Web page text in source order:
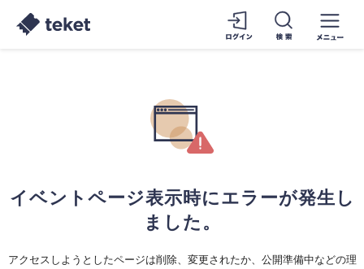
イベントページ表示時にエラーが発生し
ました。
アクセスしようとしたページは削除、変更されたか、公開準備中などの理